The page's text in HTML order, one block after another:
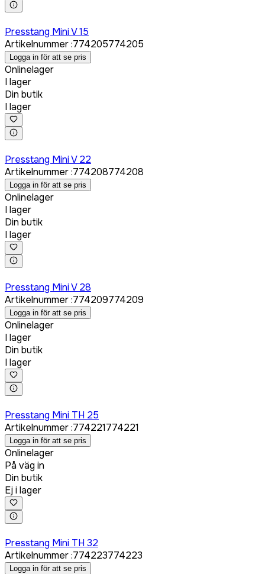
Presstang Mini V 15
Artikelnummer:774205774205
Logga in för att se pris
Onlinelager
I lager
Din butik
I lager
Presstang Mini V 22
Artikelnummer:774208774208
Logga in för att se pris
Onlinelager
I lager
Din butik
I lager
Presstang Mini V 28
Artikelnummer:774209774209
Logga in för att se pris
Onlinelager
I lager
Din butik
I lager
Presstang Mini TH 25
Artikelnummer:774221774221
Logga in för att se pris
Onlinelager
På väg in
Din butik
Ej i lager
Presstang Mini TH 32
Artikelnummer:774223774223
Logga in för att se pris